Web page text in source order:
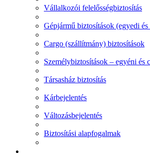
Vállalkozói felelősségbiztosítás
Gépjármű biztosítások (egyedi
Cargo (szállítmány) biztosítások
Személybiztosítások – egyéni és
Társasház biztosítás
Kárbejelentés
Változásbejelentés
Biztosítási alapfogalmak